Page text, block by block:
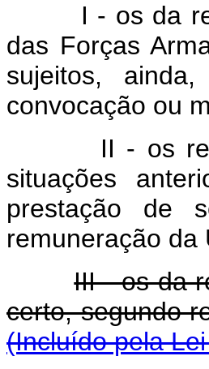
I - os da
das Forças
sujeitos,
convocação ou
II - os
situações
prestação de
remuneração da
III - os da
certo,
(Incluído pela